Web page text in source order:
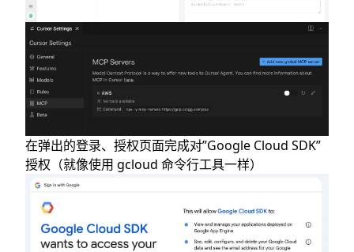
在弹出的登录、授权页面完成对”Google Cloud SDK”
授权（就像使用 gcloud 命令行工具一样）